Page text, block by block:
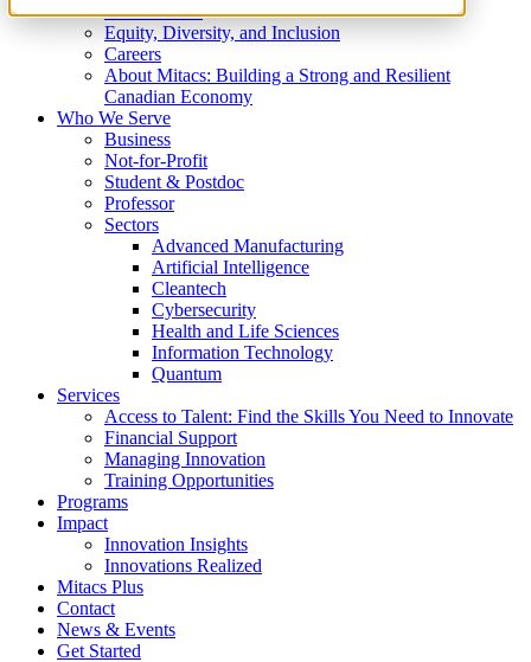
What We Do
Equity, Diversity, and Inclusion
Careers
About Mitacs: Building a Strong and Resilient
Canadian Economy
Who We Serve
Business
Not-for-Profit
Student & Postdoc
Professor
Sectors
Advanced Manufacturing
Artificial Intelligence
Cleantech
Cybersecurity
Health and Life Sciences
Information Technology
Quantum
Services
Access to Talent: Find the Skills You Need to Innovate
Financial Support
Managing Innovation
Training Opportunities
Programs
Impact
Innovation Insights
Innovations Realized
Mitacs Plus
Contact
News & Events
Get Started